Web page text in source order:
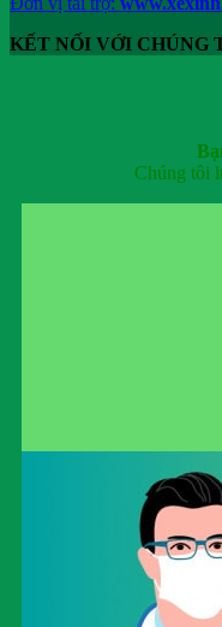
KẾT NỐI VỚI CHÚNG
Chúng tôi